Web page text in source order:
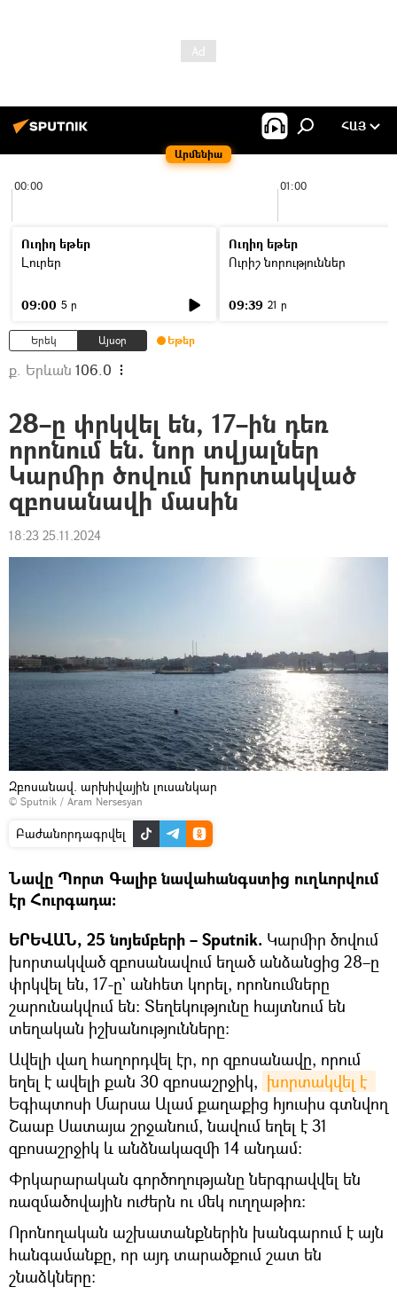
Արմենիա
ՀԱՅ
00:00 01:00
Ուղիղ եթեր
Լուրեր
09:00 5 ր
Ուղիղ եթեր
Ուրիշ նորություններ
09:39 21 ր
Երեկ Այսօր Եթեր
ք. Երևան 106.0
28–ը փրկվել են, 17–ին դեռ
որոնում են. նոր տվյալներ
Կարմիր ծովում խորտակված
զբոսանավի մասին
18:23 25.11.2024
Զբոսանավ. արխիվային լուսանկար
© Sputnik / Aram Nersesyan
Բաժանորդագրվել
Նավը Պորտ Գալիբ նավահանգստից ուղևորվում
էր Հուրգադա։
ԵՐԵՎԱՆ, 25 նոյեմբերի – Sputnik. Կարմիր ծովում
խորտակված զբոսանավում եղած անձանցից 28–ը
փրկվել են, 17-ը` անհետ կորել, որոնումները
շարունակվում են։ Տեղեկությունը հայտնում են
տեղական իշխանությունները:
Ավելի վաղ հաղորդվել էր, որ զբոսանավը, որում
եղել է ավելի քան 30 զբոսաշրջիկ,
խորտակվել է
Եգիպտոսի Մարսա Ալամ քաղաքից հյուսիս գտնվող
Շաաբ Սատայա շրջանում, նավում եղել է 31
զբոսաշրջիկ և անձնակազմի 14 անդամ:
Փրկարարական գործողությանը ներգրավվել են
ռազմածովային ուժերն ու մեկ ուղղաթիռ։
Որոնողական աշխատանքներին խանգարում է այն
հանգամանքը, որ այդ տարածքում շատ են
շնաձկները։